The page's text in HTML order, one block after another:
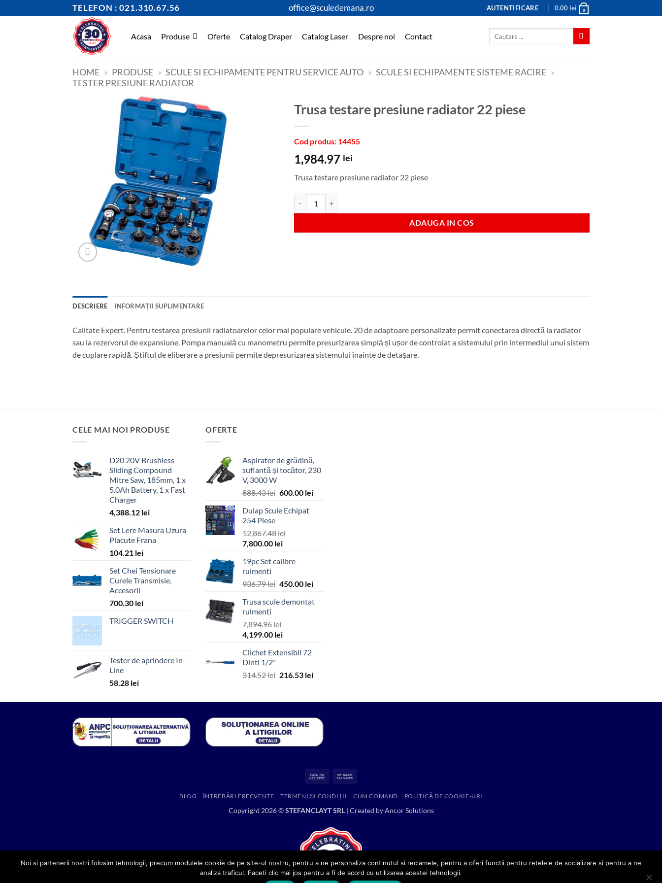
to
TELEFON : 021.310.67.56 office@sculedemana.ro AUTENTIFICARE 0.00 lei 0
Acasa Produse Oferte Catalog Draper Catalog Laser Despre noi Contact
HOME » PRODUSE » SCULE SI ECHIPAMENTE PENTRU SERVICE AUTO » SCULE SI ECHIPAMENTE SISTEME RACIRE »
TESTER PRESIUNE RADIATOR
Trusa testare presiune radiator 22 piese
Cod produs: 14455
1,984.97 lei
Trusa testare presiune radiator 22 piese
ADAUGA IN COS
DESCRIERE INFORMAȚII SUPLIMENTARE
Calitate Expert. Pentru testarea presiunii radiatoarelor celor mai populare vehicule. 20 de adaptoare personalizate permit conectarea directă la radiator
sau la rezervorul de expansiune. Pompa manuală cu manometru permite presurizarea simplă și ușor de controlat a sistemului prin intermediul unui sistem
de cuplare rapidă. Știftul de eliberare a presiunii permite depresurizarea sistemului înainte de detașare.
CELE MAI NOI PRODUSE
D20 20V Brushless
Sliding Compound
Mitre Saw, 185mm, 1 x
5.0Ah Battery, 1 x Fast
Charger
4,388.12 lei
Set Lere Masura Uzura
Placute Frana
104.21 lei
Set Chei Tensionare
Curele Transmisie,
Accesorii
700.30 lei
TRIGGER SWITCH
Tester de aprindere In-
Line
58.28 lei
OFERTE
Aspirator de grădină,
suflantă și tocător, 230
V, 3000 W
888.43lei Prețul
a
888.43 lei.
600.00 leiPrețul
Dulap Scule Echipat
254 Piese
12,867.48lei
Prețul
a
fost:
12,867.48 lei.
7,800.00 leiPrețul
este:
19pc Set calibre
rulmenti
936.79lei Prețul
a
936.79 lei.
450.00 leiPrețul
este:
Trusa scule demontat
rulmenti
7,894.96lei
Prețul
a
fost:
7,894.96 lei.
4,199.00 leiPrețul
este:
Clichet Extensibil 72
Dinti 1/2"
314.52lei Prețul
fost:
314.52 lei.
216.53 leiPrețul
216.53 lei.
Cash
Delivery
BLOG ÎNTREBĂRI FRECVENTE TERMENI ȘI CONDIȚII CUM COMAND POLITICĂ DE COOKIE-URI
Copyright 2026 ©STEFANCLAYT SRL| Created byAncor Solutions
Noi si partenerii nostri folosim tehnologii, precum modulele cookie de pe site-ul nostru, pentru a ne personaliza continutul si reclamele, pentru a oferi functii pentru retelele de socializare si pentru a ne
analiza traficul. Faceti clic mai jos pentru a fi de acord cu utilizarea acestei tehnologii.